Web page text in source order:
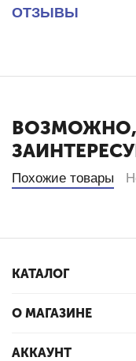
ОТЗЫВЫ
ВОЗМОЖНО,
Похожие товары
КАТАЛОГ
О МАГАЗИНЕ
АККАУНТ